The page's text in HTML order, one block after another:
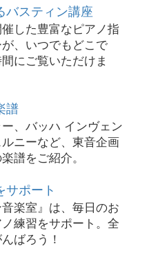
バスティン講座
した豊富なピアノ指
、いつでもどこで
にご覧いただけま
譜
、バッハ インヴェン
ニーなど、東音企画
譜をご紹介。
サポート
音楽室』は、毎日のお
練習をサポート。全
ばろう！